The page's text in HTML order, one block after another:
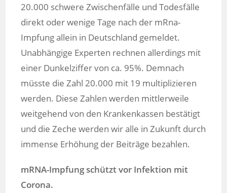
20.000 schwere Zwischenfälle und Todesfälle
direkt oder wenige Tage nach der mRna-
Impfung allein in Deutschland gemeldet.
Unabhängige Experten rechnen allerdings mit
einer Dunkelziffer von ca. 95%. Demnach
müsste die Zahl 20.000 mit 19 multiplizieren
werden. Diese Zahlen werden mittlerweile
weitgehend von den Krankenkassen bestätigt
und die Zeche werden wir alle in Zukunft durch
immense Erhöhung der Beiträge bezahlen.
mRNA-Impfung schützt vor Infektion mit
Corona.